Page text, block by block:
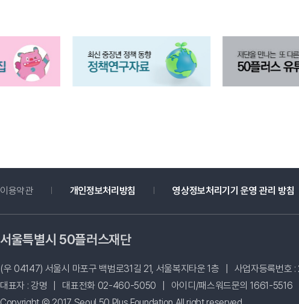
이용약관 개인정보처리방침 영상정보처리기기 운영 관리 방침
서울특별시 50플러스재단
(우 04147) 서울시 마포구 백범로31길 21, 서울복지타운 1층
사업자등록번호
대표자 : 강명
대표전화 02-460-5050 아이디/패스워드문의 1661-5516